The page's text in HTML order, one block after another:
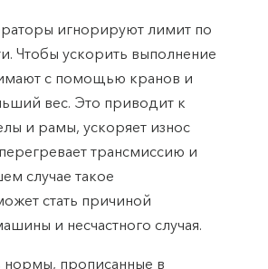
игнорируют лимит по
Чтобы ускорить выполнение
с помощью кранов и
вес. Это приводит к
и рамы, ускоряет износ
трансмиссию и
случае такое
стать причиной
и несчастного случая.
прописанные в